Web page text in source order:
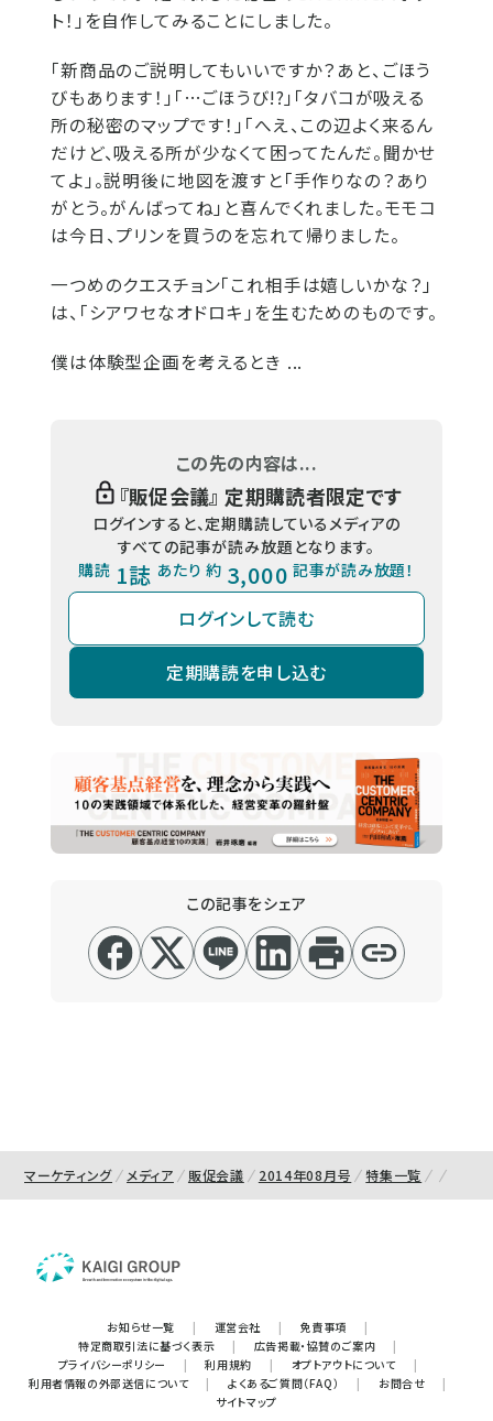
ト！」を自作してみることにしました。
「新商品のご説明してもいいですか？あと、ごほう
びもあります！」「…ごほうび!?」「タバコが吸える
所の秘密のマップです！」「へえ、この辺よく来るん
だけど、吸える所が少なくて困ってたんだ。聞かせ
てよ」。説明後に地図を渡すと「手作りなの？あり
がとう。がんばってね」と喜んでくれました。モモコ
は今日、プリンを買うのを忘れて帰りました。
一つめのクエスチョン「これ相手は嬉しいかな？」
は、「シアワセなオドロキ」を生むためのものです。
僕は体験型企画を考えるとき ...
この先の内容は...
『販促会議』 定期購読者限定です
ログインすると、定期購読しているメディアの
すべての記事が読み放題となります。
購読 1誌 あたり 約 3,000 記事が読み放題！
ログインして読む
定期購読を申し込む
この記事をシェア
マーケティング メディア 販促会議 2014年08月号 特集一覧
お知らせ一覧 | 運営会社 | 免責事項
|
特定商取引法に基づく表示
| 広告掲載・協賛のご案内
|
プライバシーポリシー
| 利用規約 | オプトアウトについて
|
利用者情報の外部送信について
| よくあるご質問（FAQ） | お問合せ
|
サイトマップ